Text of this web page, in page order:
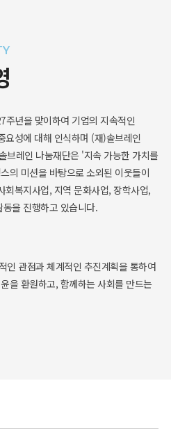
년을 맞이하여 기업의 지속적인
요성에 대해 인식하며 (재)솔브레인
브레인 나눔재단은 '지속 가능한 가치를
의 미션을 바탕으로 소외된 이웃들이
회복지사업, 지역 문화사업, 장학사업,
을 진행하고 있습니다.
인 관점과 체계적인 추진계획을 통하여
을 환원하고, 함께하는 사회를 만드는